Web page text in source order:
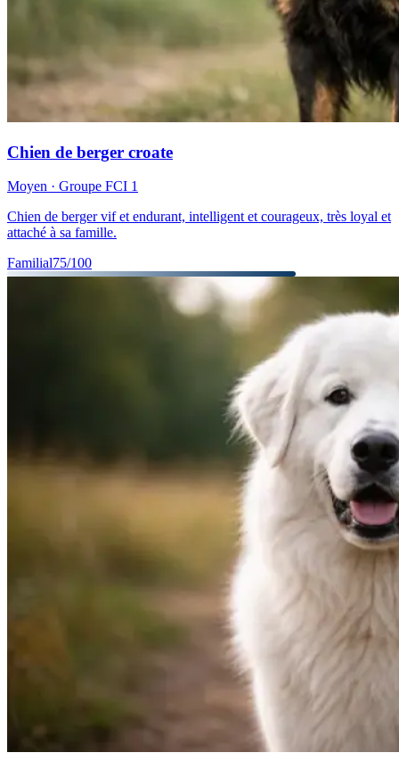
Chien de berger croate
Moyen · Groupe FCI 1
Chien de berger vif et endurant, intelligent et courageux, très loyal et
attaché à sa famille.
Familial75/100